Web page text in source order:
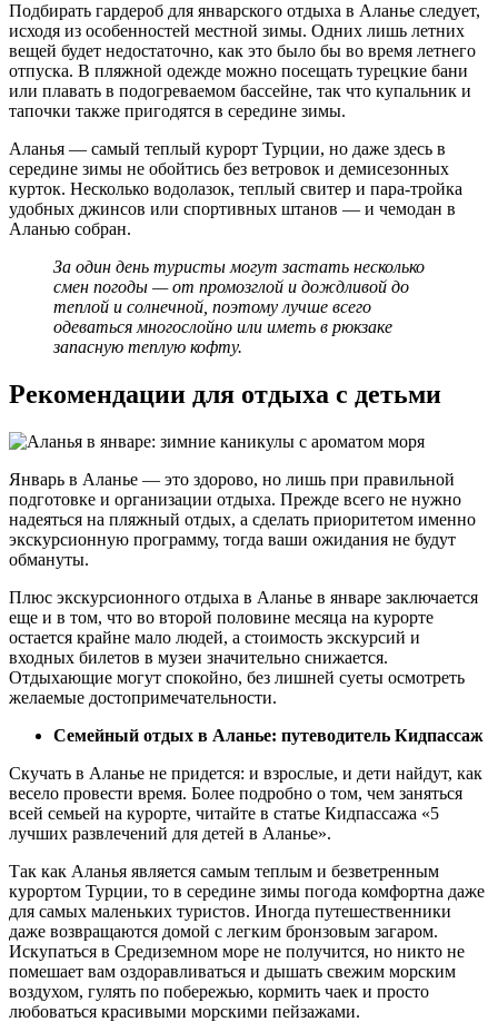
Подбирать гардероб для январского отдыха в Аланье следует,
исходя из особенностей местной зимы. Одних лишь летних
вещей будет недостаточно, как это было бы во время летнего
отпуска. В пляжной одежде можно посещать турецкие бани
или плавать в подогреваемом бассейне, так что купальник и
тапочки также пригодятся в середине зимы.
Аланья — самый теплый курорт Турции, но даже здесь в
середине зимы не обойтись без ветровок и демисезонных
курток. Несколько водолазок, теплый свитер и пара-тройка
удобных джинсов или спортивных штанов — и чемодан в
Аланью собран.
За один день туристы могут застать несколько
смен погоды — от промозглой и дождливой до
теплой и солнечной, поэтому лучше всего
одеваться многослойно или иметь в рюкзаке
запасную теплую кофту.
Рекомендации для отдыха с детьми
Январь в Аланье — это здорово, но лишь при правильной
подготовке и организации отдыха. Прежде всего не нужно
надеяться на пляжный отдых, а сделать приоритетом именно
экскурсионную программу, тогда ваши ожидания не будут
обмануты.
Плюс экскурсионного отдыха в Аланье в январе заключается
еще и в том, что во второй половине месяца на курорте
остается крайне мало людей, а стоимость экскурсий и
входных билетов в музеи значительно снижается.
Отдыхающие могут спокойно, без лишней суеты осмотреть
желаемые достопримечательности.
Семейный отдых в Аланье: путеводитель Кидпассаж
Скучать в Аланье не придется: и взрослые, и дети найдут, как
весело провести время. Более подробно о том, чем заняться
всей семьей на курорте, читайте в статье Кидпассажа «5
лучших развлечений для детей в Аланье».
Так как Аланья является самым теплым и безветренным
курортом Турции, то в середине зимы погода комфортна даже
для самых маленьких туристов. Иногда путешественники
даже возвращаются домой с легким бронзовым загаром.
Искупаться в Средиземном море не получится, но никто не
помешает вам оздоравливаться и дышать свежим морским
воздухом, гулять по побережью, кормить чаек и просто
любоваться красивыми морскими пейзажами.